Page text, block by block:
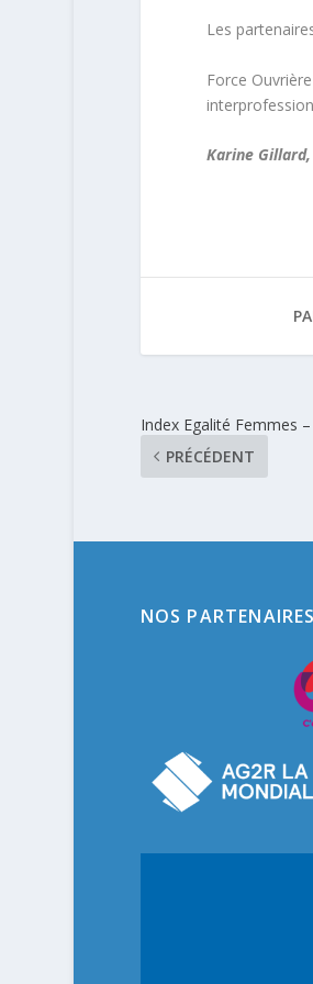
Les
Force
Karine Gillard,
Index Egalité Femmes
PRÉCÉDENT
NOS PARTENAIRES